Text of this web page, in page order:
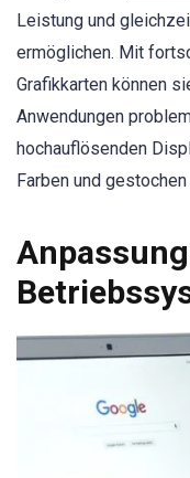
Leistung und
ermöglichen. Mit
Grafikkarten können
Anwendungen
hochauflösenden
Farben und